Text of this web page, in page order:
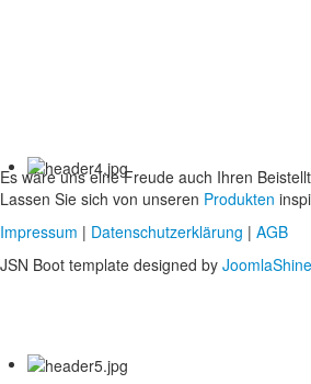
Es wäre uns eine Freude auch Ihren
Lassen Sie sich von unseren Produkten
Impressum | Datenschutzerklärung | AGB
JSN Boot template designed by